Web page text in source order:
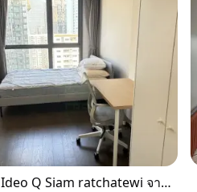
ขาย Ideo Q Siam ratchatewi จาก BTS ราชเทวี 300 เมตร เจ้าของขายเอง